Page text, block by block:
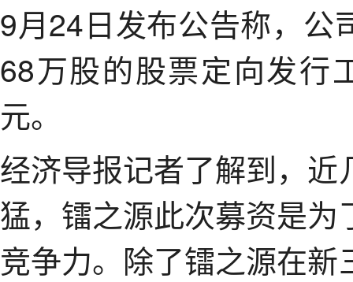
9月24日发布公告称，公
68万股的股票定向发行
元。
经济导报记者了解到，
猛，镭之源此次募资是
竞争力。除了镭之源在